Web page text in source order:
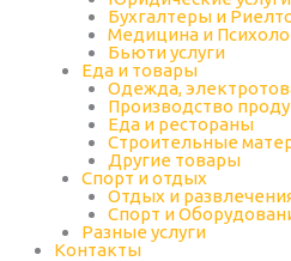
Бухгалтеры и
Медицина и
Бьюти услуги
Еда и товары
Одежда,
Производство
Еда и рестораны
Строительные
Другие товары
Спорт и отдых
Отдых и
Спорт и
Разные услуги
Контакты